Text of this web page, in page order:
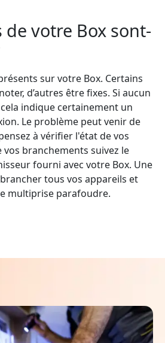
de votre Box sont-
sur votre Box. Certains
d’autres être fixes. Si aucun
indique certainement un
Le problème peut venir de
à vérifier l'état de vos
branchements suivez le
fourni avec votre Box. Une
tous vos appareils et
multiprise parafoudre.